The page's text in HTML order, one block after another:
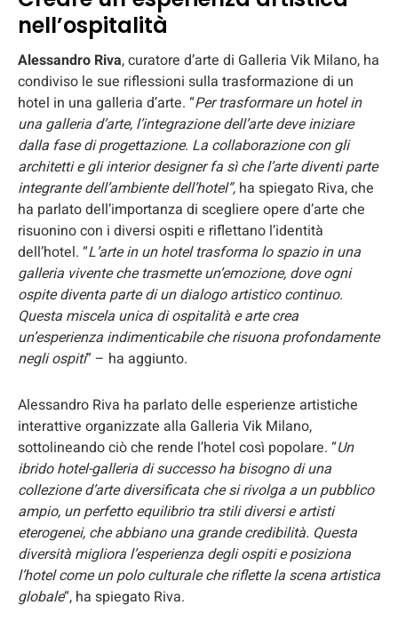
nell’ospitalità
Alessandro Riva, curatore d’arte di Galleria Vik Milano, ha
condiviso le sue riflessioni sulla trasformazione di un
hotel in una galleria d’arte. “Per trasformare un hotel in
una galleria d’arte, l’integrazione dell’arte deve iniziare
dalla fase di progettazione. La collaborazione con gli
architetti e gli interior designer fa sì che l’arte diventi parte
integrante dell’ambiente dell’hotel”, ha spiegato Riva, che
ha parlato dell’importanza di scegliere opere d’arte che
risuonino con i diversi ospiti e riflettano l’identità
dell’hotel. “L’arte in un hotel trasforma lo spazio in una
galleria vivente che trasmette un’emozione, dove ogni
ospite diventa parte di un dialogo artistico continuo.
Questa miscela unica di ospitalità e arte crea
un’esperienza indimenticabile che risuona profondamente
negli ospiti” – ha aggiunto.
Alessandro Riva ha parlato delle esperienze artistiche
interattive organizzate alla Galleria Vik Milano,
sottolineando ciò che rende l’hotel così popolare. “Un
ibrido hotel-galleria di successo ha bisogno di una
collezione d’arte diversificata che si rivolga a un pubblico
ampio, un perfetto equilibrio tra stili diversi e artisti
eterogenei, che abbiano una grande credibilità. Questa
diversità migliora l’esperienza degli ospiti e posiziona
l’hotel come un polo culturale che riflette la scena artistica
globale“, ha spiegato Riva.